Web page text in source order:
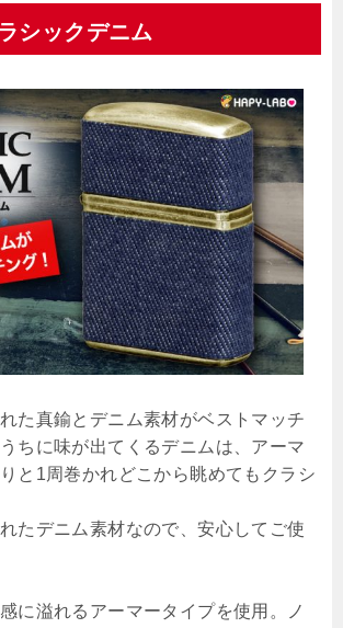
シックデニム
た真鍮とデニム素材がベストマッチ
ちに味が出てくるデニムは、アーマ
と1周巻かれどこから眺めてもクラシ
たデニム素材なので、安心してご使
に溢れるアーマータイプを使用。ノ